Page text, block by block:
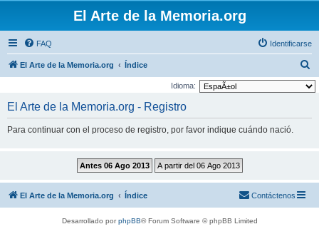
El Arte de la Memoria.org
FAQ Identificarse
El Arte de la Memoria.org Índice
u
Idioma:
El Arte de la Memoria.org - Registro
Para continuar con el proceso de registro, por favor indique cuándo nació.
El Arte de la Memoria.org Índice Contáctenos
Desarrollado porphpBB® Forum Software © phpBB Limited